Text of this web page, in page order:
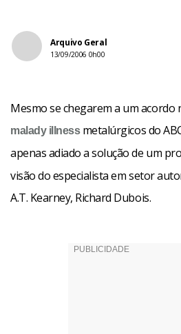
Arquivo Geral
13/09/2006 0h00
Mesmo se chegarem a um
malady illnessmetalúrgicos do
apenas adiado a solução de um
visão do especialista em setor
A.T. Kearney, Richard Dubois.